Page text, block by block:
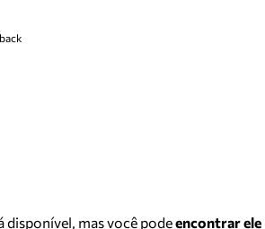
pedidos, devoluções e mais.
pedidos e solicite devoluções.
disponível, mas você podeencontrar ele